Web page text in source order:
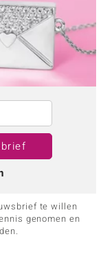
te willen
genomen en